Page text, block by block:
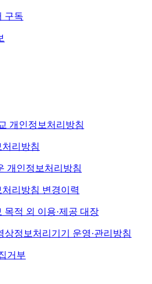
구독
개인정보처리방침
리방침
개인정보처리방침
리방침 변경이력
목적 외 이용·제공 대장
상정보처리기기 운영·관리방침
거부